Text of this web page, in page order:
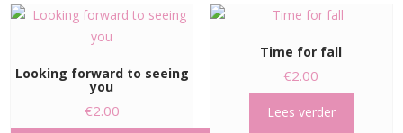
Looking forward to seeing
you
€2.00
Time for fall
€2.00
Lees verder